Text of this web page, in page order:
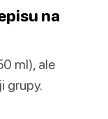
na
ml), ale
grupy.